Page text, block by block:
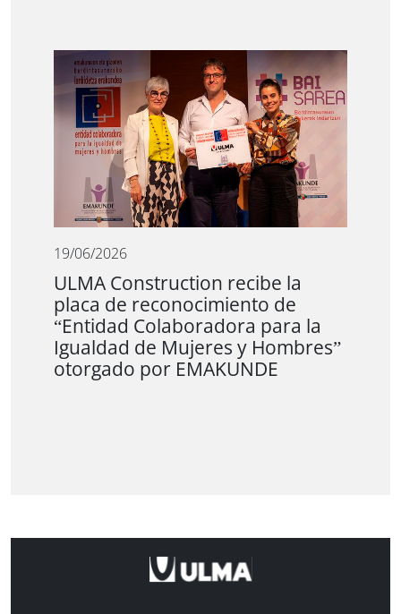
19/06/2026
ULMA Construction recibe la
placa de reconocimiento de
“Entidad Colaboradora para la
Igualdad de Mujeres y Hombres”
otorgado por EMAKUNDE